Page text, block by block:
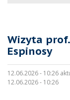
Wizyta
Espinosy
12.06.2026 - 10:26
12.06.2026 - 10:26